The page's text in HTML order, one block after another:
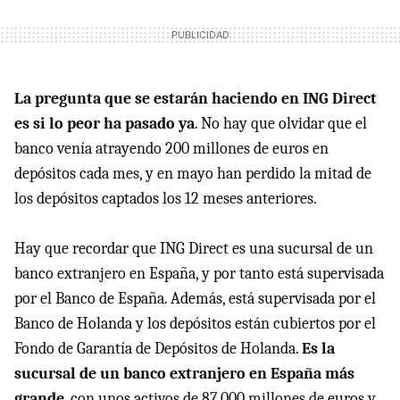
La pregunta que se estarán haciendo en ING Direct
es si lo peor ha pasado ya. No hay que olvidar que el
banco venía atrayendo 200 millones de euros en
depósitos cada mes, y en mayo han perdido la mitad de
los depósitos captados los 12 meses anteriores.
Hay que recordar que ING Direct es una sucursal de un
banco extranjero en España, y por tanto está supervisada
por el Banco de España. Además, está supervisada por el
Banco de Holanda y los depósitos están cubiertos por el
Fondo de Garantía de Depósitos de Holanda.Es la
sucursal de un banco extranjero en España más